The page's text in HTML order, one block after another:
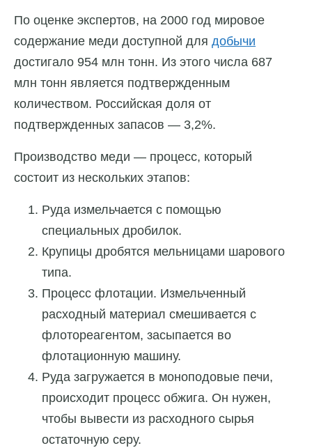
По оценке экспертов, на 2000 год мировое
содержание меди доступной для добычи
достигало 954 млн тонн. Из этого числа 687
млн тонн является подтвержденным
количеством. Российская доля от
подтвержденных запасов — 3,2%.
Производство меди — процесс, который
состоит из нескольких этапов:
Руда измельчается с помощью
специальных дробилок.
Крупицы дробятся мельницами шарового
типа.
Процесс флотации. Измельченный
расходный материал смешивается с
флотореагентом, засыпается во
флотационную машину.
Руда загружается в моноподовые печи,
происходит процесс обжига. Он нужен,
чтобы вывести из расходного сырья
остаточную серу.